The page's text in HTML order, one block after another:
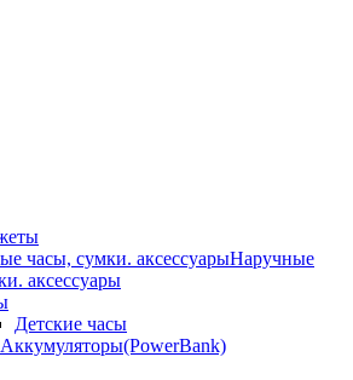
Наручные
аксессуары
Детские часы